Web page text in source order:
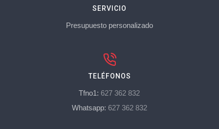
SERVICIO
Presupuesto personalizado
TELÉFONOS
Tfno1: 627 362 832
Whatsapp: 627 362 832